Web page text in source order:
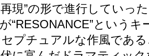
現”の形で進行していっ
“RESONANCE”というキ
プチュアルな作風であ